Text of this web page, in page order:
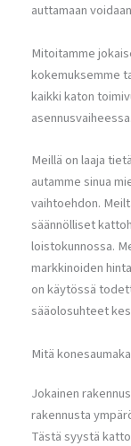
auttamaan
Mitoitamme
kokemuksemme
kaikki katon
asennusvaiheessa.
Meillä on laaja
autamme sinua
vaihtoehdon.
säännölliset
loistokunnossa.
markkinoiden
on käytössä
sääolosuhteet
Mitä
Jokainen
rakennusta
Tästä syystä